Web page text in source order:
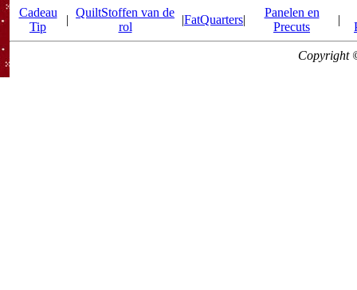
Cadeau
Tip
|
QuiltStoffen van de
rol
|FatQuarters|
Panelen en
Precuts
|
Copyright